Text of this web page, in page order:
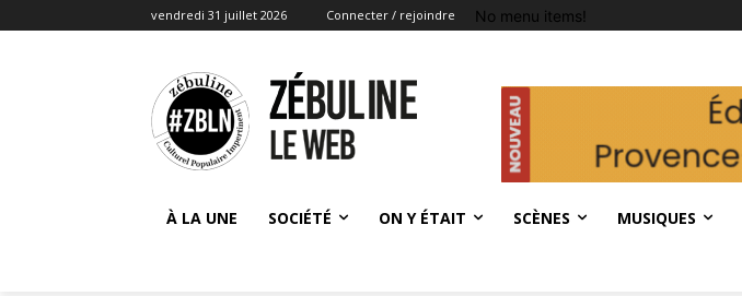
vendredi 31 juillet 2026 Connecter / rejoindre No menu items!
À LA UNE SOCIÉTÉ ON Y ÉTAIT SCÈNES MUSIQUES